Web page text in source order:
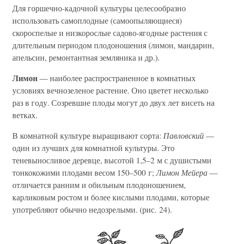
Для горшечно-кадочной культуры целесообразно
использовать самоплодные (самоопыляющиеся)
скороспелые и низкорослые садово-ягодные растения с
длительным периодом плодоношения (лимон, мандарин,
апельсин, ремонтантная земляника и др.).
Лимон— наиболее распространенное в комнатных
условиях вечнозеленое растение. Оно цветет несколько
раз в году. Созревшие плоды могут до двух лет висеть на
ветках.
В комнатной культуре выращивают сорта: Павловский—
один из лучших для комнатной культуры. Это
теневыносливое деревце, высотой 1,5–2 м с душистыми
тонкокожими плодами весом 150–500 г;Лимон Мейера—
отличается ранним и обильным плодоношением,
карликовым ростом и более кислыми плодами, которые
употребляют обычно недозрелыми. (рис. 24).